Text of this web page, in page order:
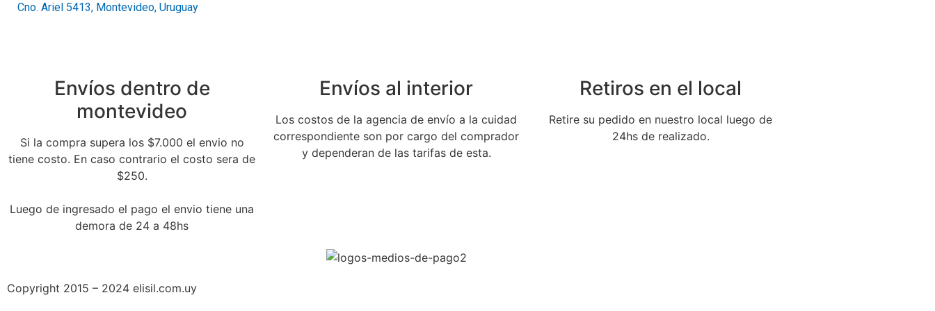
Cno. Ariel 5413, Montevideo, Uruguay
Envíos dentro de
montevideo
Si la compra supera los $7.000 el envio no
tiene costo. En caso contrario el costo sera de
$250.
Luego de ingresado el pago el envio tiene una
demora de 24 a 48hs
Envíos al interior
Los costos de la agencia de envío a la cuidad
correspondiente son por cargo del comprador
y dependeran de las tarifas de esta.
Retiros en el local
Retire su pedido en nuestro local luego de
24hs de realizado.
Copyright 2015 – 2024 elisil.com.uy